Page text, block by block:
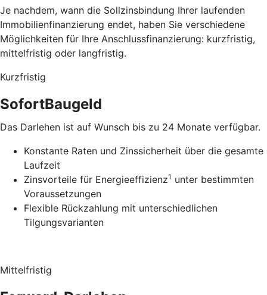
Je nachdem, wann die Sollzinsbindung Ihrer laufenden
Immobilienfinanzierung endet, haben Sie verschiedene
Möglichkeiten für Ihre Anschlussfinanzierung: kurzfristig,
mittelfristig oder langfristig.
Kurzfristig
SofortBaugeld
Das Darlehen ist auf Wunsch bis zu 24 Monate verfügbar.
Konstante Raten und Zinssicherheit über die gesamte
Laufzeit
Zinsvorteile für Energieeffizienz1 unter bestimmten
Voraussetzungen
Flexible Rückzahlung mit unterschiedlichen
Tilgungsvarianten
Mittelfristig